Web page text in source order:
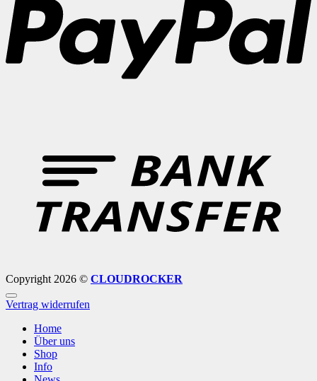
Copyright 2026 © CLOUDROCKER
Vertrag widerrufen
Home
Über uns
Shop
Info